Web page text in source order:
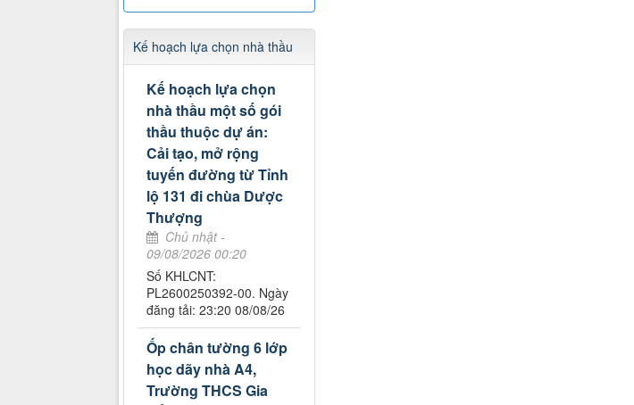
Kế hoạch lựa chọn nhà thầu
Kế hoạch lựa chọn
nhà thầu một số gói
thầu thuộc dự án:
Cải tạo, mở rộng
tuyến đường từ Tỉnh
lộ 131 đi chùa Dược
Thượng
Chủ nhật -
09/08/2026 00:20
Số KHLCNT:
PL2600250392-00. Ngày
đăng tải: 23:20 08/08/26
Ốp chân tường 6 lớp
học dãy nhà A4,
Trường THCS Gia